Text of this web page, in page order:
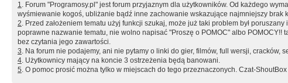
1. Forum "Programosy.pl" jest forum przyjaznym dla użytkowników. Od każdego
wyśmiewanie kogoś, ubliżanie bądź inne zachowanie wskazujące najmniejszy brak
2. Przed założeniem tematu użyj funkcji szukaj, może już taki problem był
poprawne nazwanie tematu, nie wolno napisać "Proszę o POMOC" albo
bez czytania jego zawartości.
3. Na forum nie podajemy, ani nie pytamy o linki do gier, filmów, full wersji, cracków,
4. Użytkownicy mający na koncie 3 ostrzeżenia będą banowani.
5. O pomoc prosić można tylko w miejscach do tego przeznaczonych. Czat-